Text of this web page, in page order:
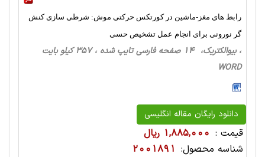
رابط های مغز-ماشین در کورتکس حرکتی موش: شرطی سازی کنش
گر نورونی برای انجام عمل تشخیص حسی
، بیوالکتریک، 14 صفحه فارسی تایپ شده ، 357 کیلو بایت
WORD
دانلود رایگان مقاله انگلیسی
قیمت : 1,885,000 ریال
شناسه محصول: 2001891